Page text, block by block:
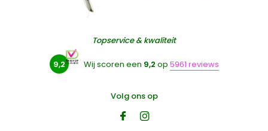
Topservice & kwaliteit
9,2 Wij scoren een 9,2 op 5961 reviews
Volg ons op